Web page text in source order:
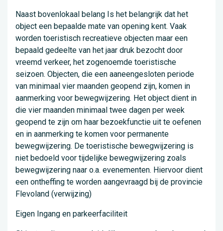
Naast bovenlokaal belang Is het belangrijk dat het
object een bepaalde mate van opening kent. Vaak
worden toeristisch recreatieve objecten maar een
bepaald gedeelte van het jaar druk bezocht door
vreemd verkeer, het zogenoemde toeristische
seizoen. Objecten, die een aaneengesloten periode
van minimaal vier maanden geopend zijn, komen in
aanmerking voor bewegwijzering. Het object dient in
die vier maanden minimaal twee dagen per week
geopend te zijn om haar bezoekfunctie uit te oefenen
en in aanmerking te komen voor permanente
bewegwijzering. De toeristische bewegwijzering is
niet bedoeld voor tijdelijke bewegwijzering zoals
bewegwijzering naar o.a. evenementen. Hiervoor dient
een ontheffing te worden aangevraagd bij de provincie
Flevoland (verwijzing)
Eigen Ingang en parkeerfaciliteit